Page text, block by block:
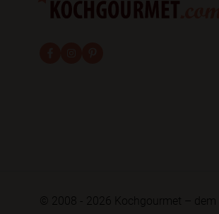
© 2008 - 2026 Kochgourmet –